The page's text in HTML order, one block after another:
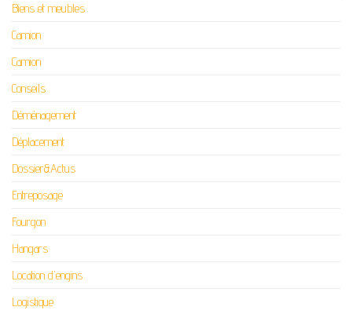
Biens et meubles
Camion
Camion
Conseils
Déménagement
Déplacement
Dossier&Actus
Entreposage
Fourgon
Hangars
Location d'engins
Logistique